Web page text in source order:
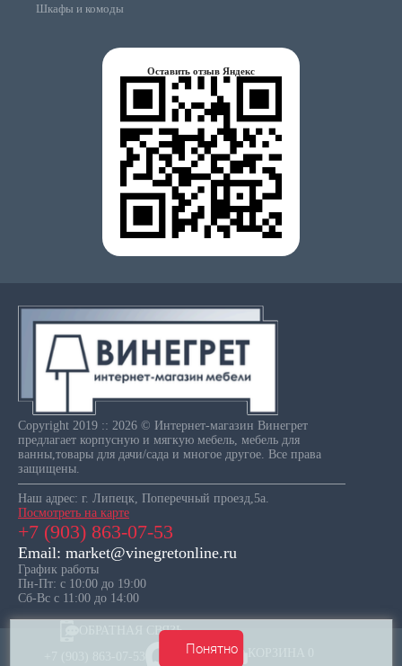
Понятно
Шкафы и комоды
Оставить отзыв Яндекс
Copyright 2019 :: 2026 © Интернет-магазин Винегрет
предлагает корпусную и мягкую мебель, мебель для
ванны,товары для дачи/сада и многое другое. Все права
защищены.
Наш адрес: г. Липецк, Поперечный проезд,5а.
Посмотреть на карте
+7 (903) 863-07-53
Email: market@vinegretonline.ru
График работы
Пн-Пт: с 10:00 до 19:00
Сб-Вс с 11:00 до 14:00
ОБРАТНАЯ СВЯЗЬ